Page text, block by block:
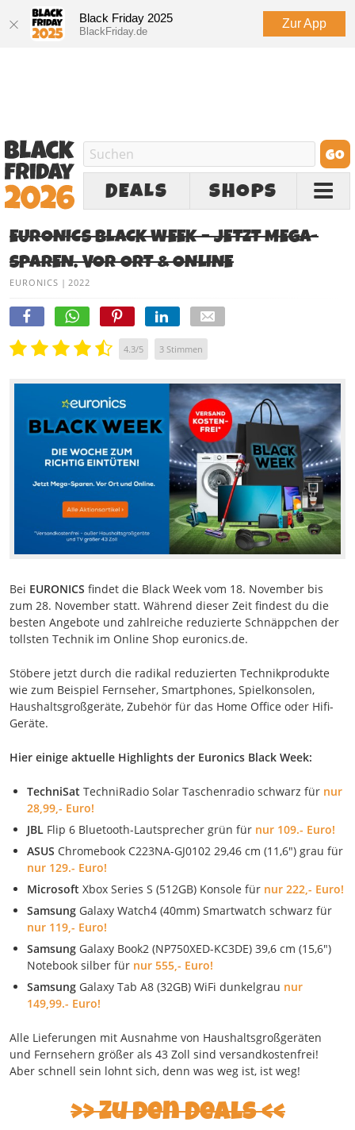
Black Friday 2025
BlackFriday.de
Zur App
DEALS SHOPS
EURONICS BLACK WEEK – JETZT MEGA-
SPAREN. VOR ORT & ONLINE
EURONICS | 2022
4.3/5 3 Stimmen
Bei EURONICS findet die Black Week vom 18. November bis
zum 28. November statt. Während dieser Zeit findest du die
besten Angebote und zahlreiche reduzierte Schnäppchen der
tollsten Technik im Online Shop euronics.de.
Stöbere jetzt durch die radikal reduzierten Technikprodukte
wie zum Beispiel Fernseher, Smartphones, Spielkonsolen,
Haushaltsgroßgeräte, Zubehör für das Home Office oder Hifi-
Geräte.
Hier einige aktuelle Highlights der Euronics Black Week:
TechniSat TechniRadio Solar Taschenradio schwarz für nur
28,99,- Euro!
JBLFlip 6 Bluetooth-Lautsprecher grün für nur 109.- Euro!
ASUS Chromebook C223NA-GJ0102 29,46 cm (11,6″) grau für
nur 129.- Euro!
Microsoft Xbox Series S (512GB) Konsole für nur 222,- Euro!
SamsungGalaxy Watch4 (40mm) Smartwatch schwarz für
nur 119,- Euro!
SamsungGalaxy Book2 (NP750XED-KC3DE) 39,6 cm (15,6″)
Notebook silber für nur 555,- Euro!
SamsungGalaxy Tab A8 (32GB) WiFi dunkelgrau nur
149,99.- Euro!
Alle Lieferungen mit Ausnahme von Haushaltsgroßgeräten
und Fernsehern größer als 43 Zoll sind versandkostenfrei!
Aber schnell sein lohnt sich, denn was weg ist, ist weg!
Zu den Deals